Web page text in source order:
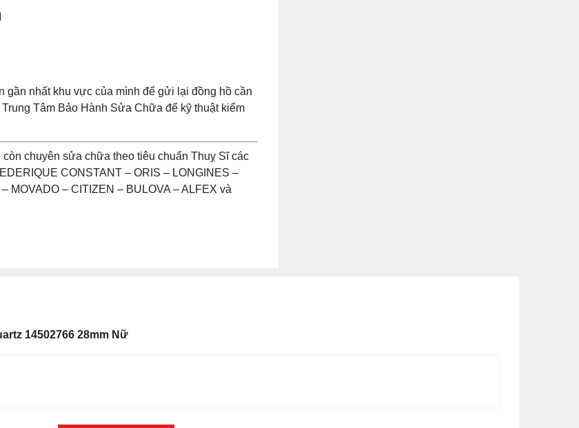
gần nhất khu vực của mình để gửi lại đồng hồ cần
Tâm Bảo Hành Sửa Chữa để kỹ thuật kiểm
chuyên sửa chữa theo tiêu chuẩn Thuỵ Sĩ các
CONSTANT – ORIS – LONGINES –
MOVADO – CITIZEN – BULOVA – ALFEX và
14502766 28mm Nữ